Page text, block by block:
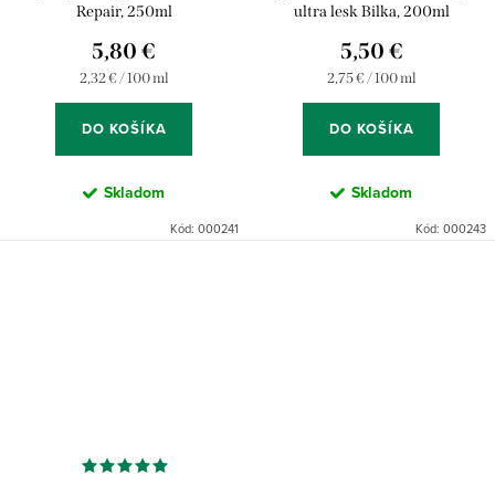
Repair, 250ml
5,80 €
Jednotková
2,32 € / 100 ml
DO KOŠÍKA
Skladom
Kód: 000241
ultra lesk Bilka, 200ml
5,50 €
Jednotková
2,75 € / 100 ml
DO KOŠÍKA
Skladom
Kód: 000243